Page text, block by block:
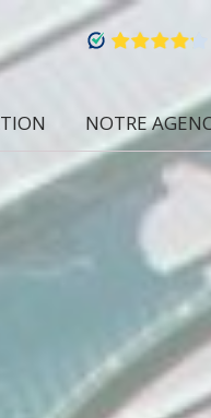
NOTRE
ce qui
syndic de
transaction
expertise
nous